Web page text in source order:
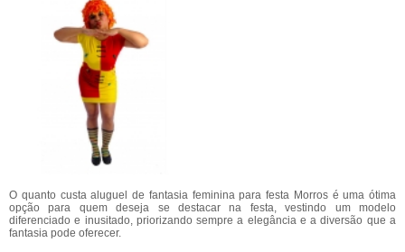
O quanto custa aluguel de fantasia feminina para festa Morros é uma ótima
opção para quem deseja se destacar na festa, vestindo um modelo
diferenciado e inusitado, priorizando sempre a elegância e a diversão que a
fantasia pode oferecer.